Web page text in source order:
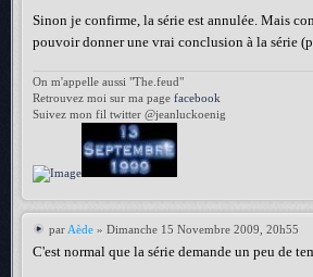
Sinon je confirme, la série est annulée. Mais
pouvoir donner une vrai conclusion à la série
On m'appelle aussi "The.feud"
Retrouvez moi sur ma page facebook
Suivez mon fil twitter @jeanluckoenig
par Aède » Dimanche 15 Novembre 2009, 20h55
C'est normal que la série demande un peu de